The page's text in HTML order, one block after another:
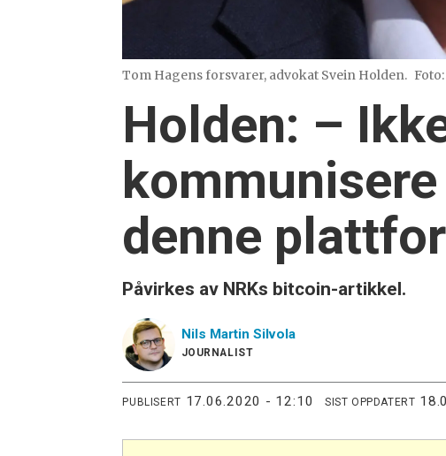
Tom Hagens forsvarer, advokat Svein Holden.
Holden: –
denne
Påvirkes av NRKs bitcoin-artikkel.
Nils Martin Silvola
JOURNALIST
PUBLISERT 17.06.2020 - 12:10 SIST OPPDATERT